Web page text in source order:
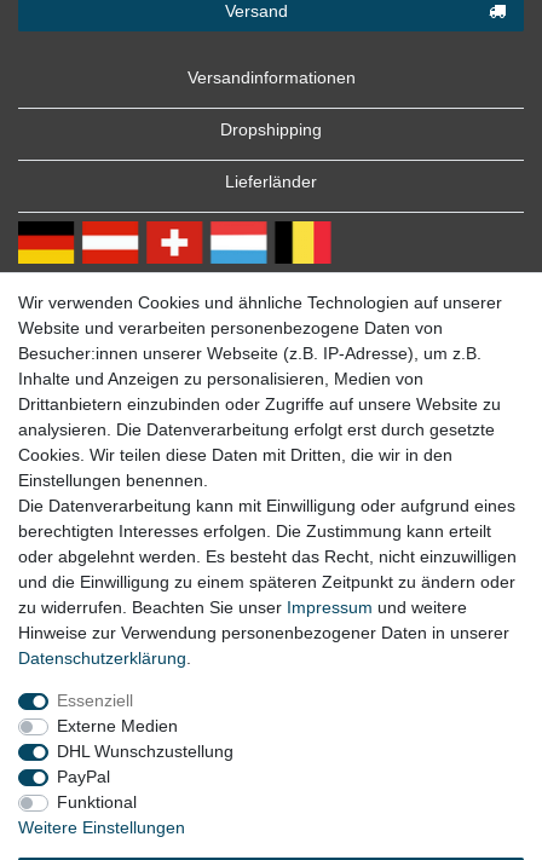
Versand
Versandinformationen
Dropshipping
Lieferländer
Zahlung
Zahlungsbedingungen
© Copyright 2026 | Alle Rechte vorbehalten.
Wir verwenden Cookies und ähnliche Technologien auf unserer
Website und verarbeiten personenbezogene Daten von
Besucher:innen unserer Webseite (z.B. IP-Adresse), um z.B.
Inhalte und Anzeigen zu personalisieren, Medien von
Drittanbietern einzubinden oder Zugriffe auf unsere Website zu
analysieren. Die Datenverarbeitung erfolgt erst durch gesetzte
Cookies. Wir teilen diese Daten mit Dritten, die wir in den
Einstellungen benennen.
Die Datenverarbeitung kann mit Einwilligung oder aufgrund eines
berechtigten Interesses erfolgen. Die Zustimmung kann erteilt
oder abgelehnt werden. Es besteht das Recht, nicht einzuwilligen
und die Einwilligung zu einem späteren Zeitpunkt zu ändern oder
zu widerrufen. Beachten Sie unser Impressum und weitere
Hinweise zur Verwendung personenbezogener Daten in unserer
Daten­schutz­erklärung
Essenziell
Externe Medien
DHL Wunschzustellung
PayPal
Funktional
Weitere Einstellungen